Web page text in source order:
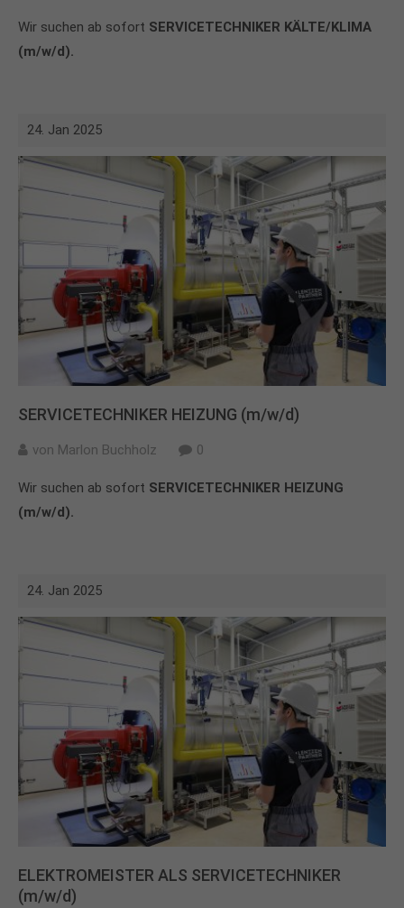
Wir suchen ab sofort SERVICETECHNIKER KÄLTE/KLIMA
(m/w/d).
24. Jan 2025
SERVICETECHNIKER HEIZUNG (m/w/d)
von Marlon Buchholz 0
Wir suchen ab sofort SERVICETECHNIKER HEIZUNG
(m/w/d).
24. Jan 2025
ELEKTROMEISTER ALS SERVICETECHNIKER
(m/w/d)